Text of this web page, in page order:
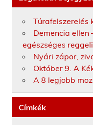
Túrafelszerelés
Demencia ellen
egészséges
Nyári zápor,
Október 9. A
A 8 legjobb
Címkék